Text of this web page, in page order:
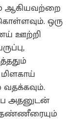
ஆகியவற்றை
ஒரு
ஊற்றி
அதனுடன்
தண்ணீரையும்